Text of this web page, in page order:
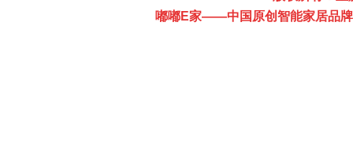
嘟嘟E家——中国原创智能家居品